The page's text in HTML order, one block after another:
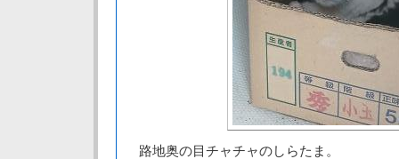
路地奥の目チャチャのしらたま。